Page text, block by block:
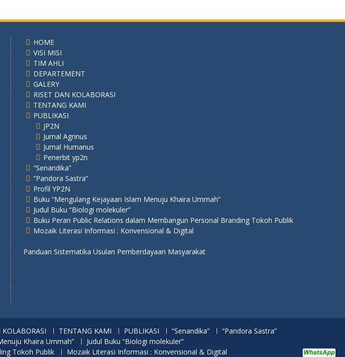
HOME
VISI MISI
TIM AHLI
DEPARTEMENT
GALERY
RISET DAN KOLABORASI
TENTANG KAMI
PUBLIKASI
JP2N
Jurnal Agrinus
Jurnal Humanus
Penerbit yp2n
“Senandika”
“Pandora Sastra”
Profil YP2N
Buku “Mengulang Kejayaan Islam Menuju Khaira Ummah”
Judul Buku “Biologi molekuler”
Buku Peran Public Relations dalam Membangun Personal Branding Tokoh Publik
Mozaik Literasi Informasi : Konvensional & Digital
Panduan Sistematika Usulan Pemberdayaan Masyarakat
KOLABORASI TENTANG KAMI PUBLIKASI “Senandika”
“Pandora Sastra”
Khaira Ummah”
Judul Buku “Biologi molekuler”
Tokoh Publik
Mozaik Literasi Informasi : Konvensional & Digital